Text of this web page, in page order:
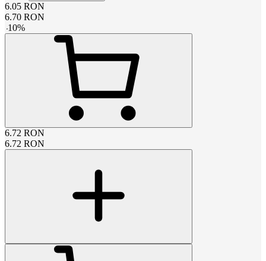
6.05 RON
6.70 RON
-10%
6.72 RON
6.72 RON